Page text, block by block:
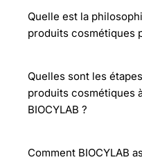
Quelle est la
produits cosmétiques
Quelles sont les
produits cosmétiques
BIOCYLAB ?
Comment BIOCYLAB